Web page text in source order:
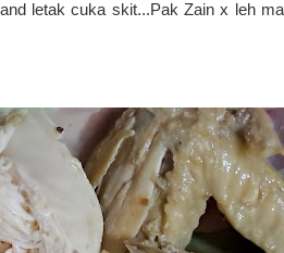
letak cuka skit...Pak Zain x leh